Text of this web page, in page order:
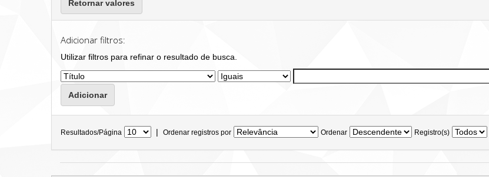
Retornar valores
Adicionar filtros:
Utilizar filtros para refinar o resultado de busca.
Resultados/Página | Ordenar registros por Ordenar Registro(s)